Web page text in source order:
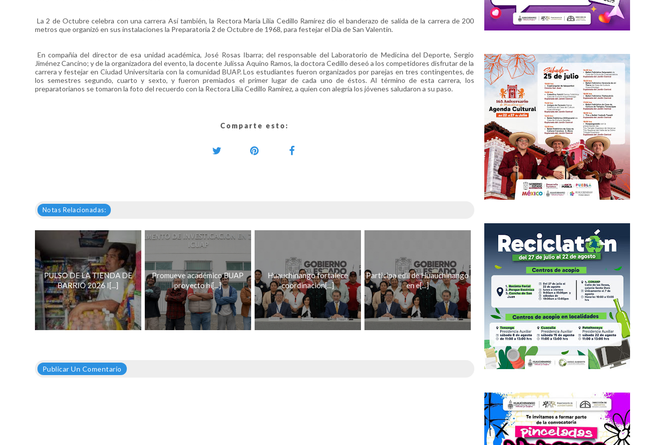
La 2 de Octubre celebra con una carrera Así también, la Rectora María Lilia Cedillo Ramírez dio el banderazo de salida de la carrera de 200
metros que organizó en sus instalaciones la Preparatoria 2 de Octubre de 1968, para festejar el Día de San Valentín.
En compañía del director de esa unidad académica, José Rosas Ibarra; del responsable del Laboratorio de Medicina del Deporte, Sergio
Jiménez Cancino; y de la organizadora del evento, la docente Julissa Aquino Ramos, la doctora Cedillo deseó a los competidores disfrutar de la
carrera y festejar en Ciudad Universitaria con la comunidad BUAP. Los estudiantes fueron organizados por parejas en tres contingentes, de
los semestres segundo, cuarto y sexto, y fueron premiados el primer lugar de cada uno de éstos. Al término de esta carrera, los
preparatorianos se tomaron la foto del recuerdo con la Rectora Lilia Cedillo Ramírez, a quien con alegría los jóvenes saludaron a su paso.
Comparte esto:
Notas Relacionadas:
PULSO DE LA TIENDA DE
BARRIO 2026 I[...]
Promueve académico BUAP
proyecto hí[...]
Huauchinango fortalece
coordinación[...]
Participa edil de Huauchinango
en e[...]
Publicar Un Comentario